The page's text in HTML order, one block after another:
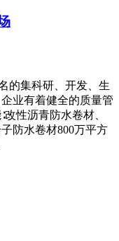
的集科研、开发、生
业有着健全的质量管
性沥青防水卷材、
防水卷材800万平方